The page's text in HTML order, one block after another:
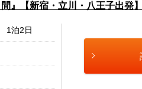
【新宿・立川・八王子出発】
1泊2日